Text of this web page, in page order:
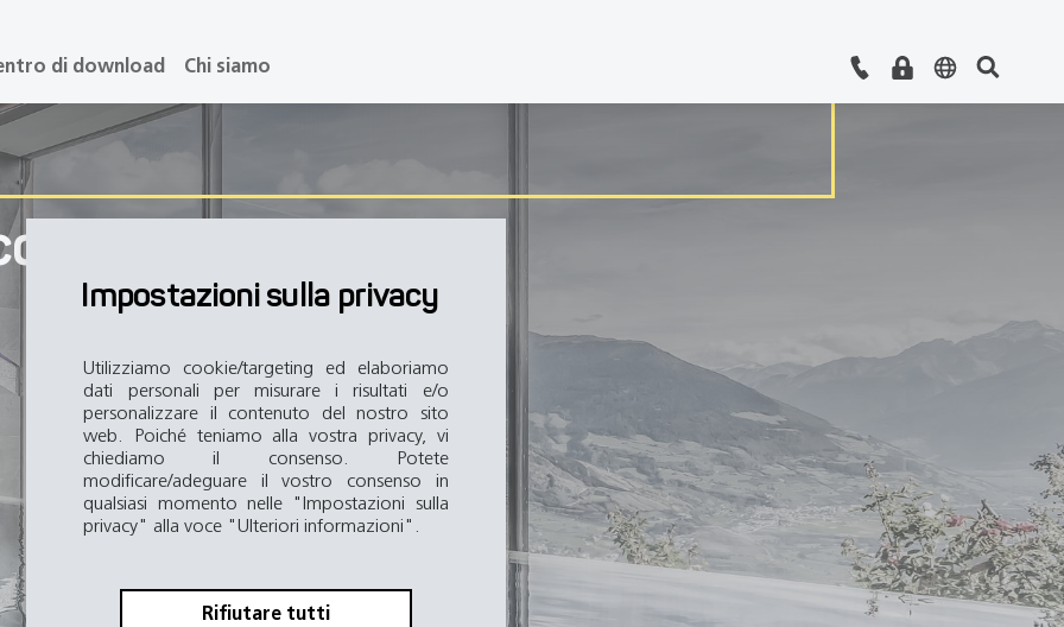
Impostazioni sulla privacy
Utilizziamo cookie/targeting ed elaboriamo
dati personali per misurare i risultati e/o
personalizzare il contenuto del nostro sito
web. Poiché teniamo alla vostra privacy, vi
chiediamo il consenso. Potete
modificare/adeguare il vostro consenso in
qualsiasi momento nelle "Impostazioni sulla
privacy" alla voce "Ulteriori informazioni".
Rifiutare tutti
di download Chi siamo